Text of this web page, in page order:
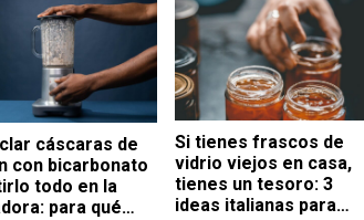
cáscaras de
con bicarbonato
todo en la
para qué
Si tienes frascos de
vidrio viejos en casa,
tienes un tesoro: 3
ideas italianas para